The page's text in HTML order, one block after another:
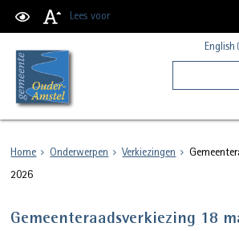
Lees voor
English
Home Onderwerpen Verkiezingen
2026
Gemeenteraadsverkiezing 18